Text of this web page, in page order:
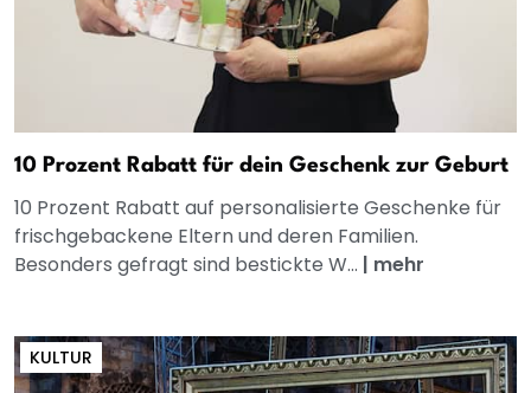
10 Prozent Rabatt für dein Geschenk zur Geburt
10 Prozent Rabatt auf personalisierte Geschenke für
frischgebackene Eltern und deren Familien.
Besonders gefragt sind bestickte W... | mehr
KULTUR